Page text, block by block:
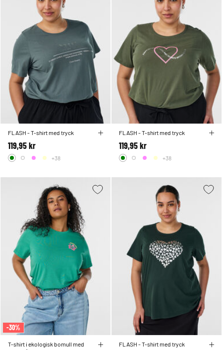
FLASH - T-shirt med tryck
119,95 kr
+38
FLASH - T-shirt med tryck
119,95 kr
+38
-30%
T-shirt i ekologisk bomull med
FLASH - T-shirt med tryck